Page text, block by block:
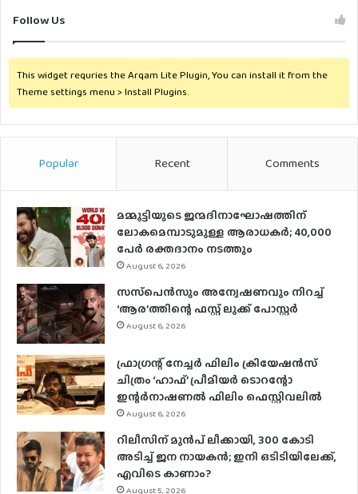
Follow Us
This widget requries the Arqam Lite Plugin, You can install it from the
Theme settings menu > Install Plugins.
Popular Recent Comments
മമ്മൂട്ടിയുടെ ജന്മദിനാഘോഷത്തിന്
ലോകമെമ്പാടുമുള്ള ആരാധകര്‍; 40,000
പേര്‍ രക്തദാനം നടത്തും
August 6, 2026
സസ്‌പെന്‍സും അന്വേഷണവും നിറച്ച്
‘ആര’ത്തിന്റെ ഫസ്റ്റ് ലുക്ക് പോസ്റ്റര്‍
August 6, 2026
ഫ്രാഗ്രന്റ് നേച്ചര്‍ ഫിലിം ക്രിയേഷന്‍സ്
ചിത്രം ‘ഹാഫ്’ പ്രീമിയര്‍ ടൊറന്റോ
ഇന്റര്‍നാഷണല്‍ ഫിലിം ഫെസ്റ്റിവലില്‍
August 6, 2026
റിലീസിന് മുൻപ് ലീക്കായി, 300 കോടി
അടിച്ച് ജന നായകൻ; ഇനി ഒടിടിയിലേക്ക്,
എവിടെ കാണാം?
August 5, 2026